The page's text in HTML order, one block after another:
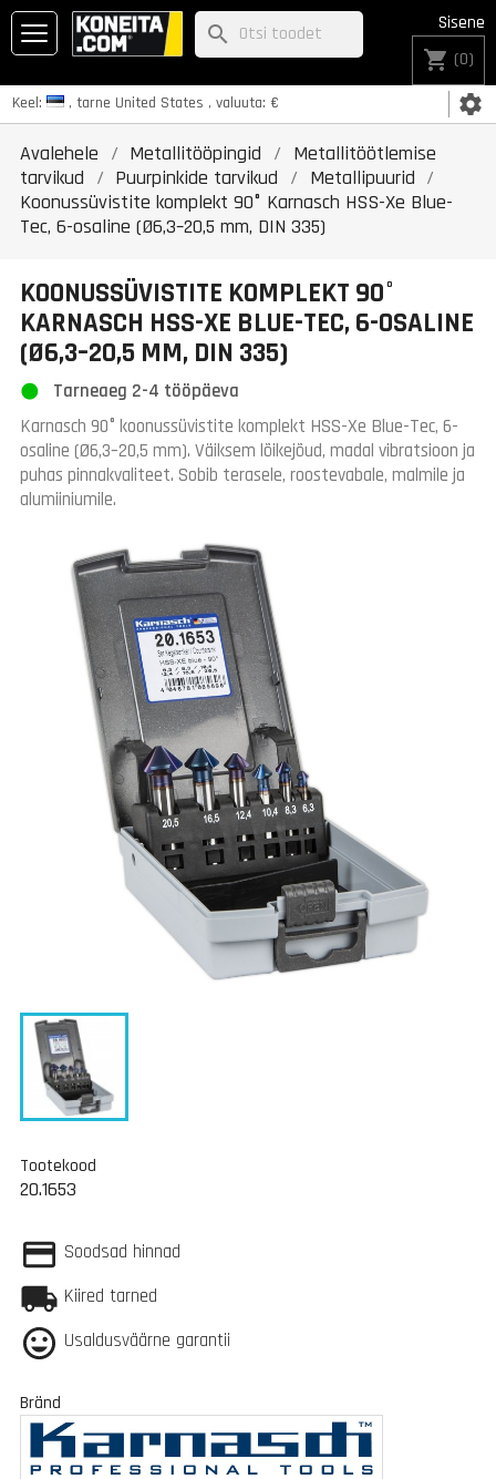
Keel: , tarne United States , valuuta: € settings
Sisene
shopping_cart (0)
search
Avalehele Metallitööpingid
Metallitöötlemise
tarvikud
Puurpinkide tarvikud
Metallipuurid
Koonussüvistite komplekt 90° Karnasch HSS-Xe Blue-
Tec, 6-osaline (Ø6,3–20,5 mm, DIN 335)
KOONUSSÜVISTITE KOMPLEKT 90°
KARNASCH HSS-XE BLUE-TEC, 6-OSALINE
(Ø6,3–20,5 MM, DIN 335)
Tarneaeg 2-4 tööpäeva
Karnasch 90° koonussüvistite komplekt HSS-Xe Blue-Tec, 6-
osaline (Ø6,3–20,5 mm). Väiksem lõikejõud, madal vibratsioon ja
puhas pinnakvaliteet. Sobib terasele, roostevabale, malmile ja
alumiiniumile.
Tootekood
20.1653
Soodsad hinnad
Kiired tarned
Usaldusväärne garantii
Bränd